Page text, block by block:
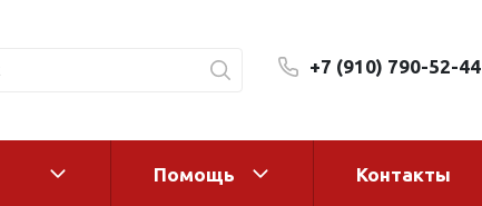
+7 (910) 790-52-44
Помощь Контакты